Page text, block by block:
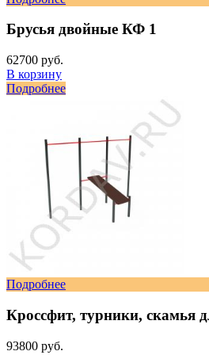
Брусья двойные КФ 1
62700 руб.
В корзину
Подробнее
Подробнее
Кроссфит, турники, скамья
93800 руб.